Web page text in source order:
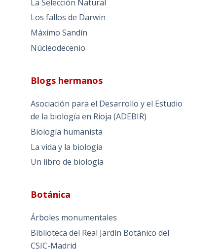
La Selección Natural
Los fallos de Darwin
Máximo Sandín
Núcleodecenio
Blogs hermanos
Asociación para el Desarrollo y el Estudio
de la biología en Rioja (ADEBIR)
Biología humanista
La vida y la biología
Un libro de biología
Botánica
Árboles monumentales
Biblioteca del Real Jardín Botánico del
CSIC-Madrid